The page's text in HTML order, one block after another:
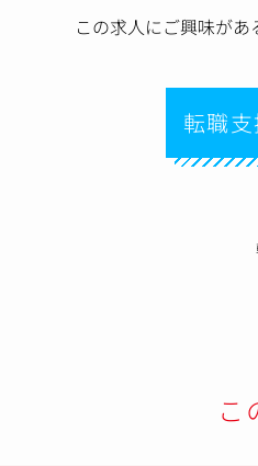
この求人にご興味があ
転職
こ